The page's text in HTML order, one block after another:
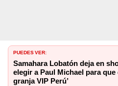
PUEDES VER:
Samahara Lobatón deja en
elegir a Paul Michael para que
granja VIP Perú’